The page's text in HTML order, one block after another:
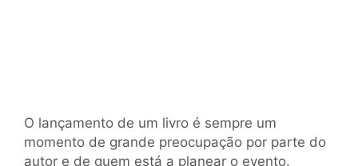
O lançamento de um livro é sempre um
momento de grande preocupação por parte do
autor e de quem está a planear o evento.